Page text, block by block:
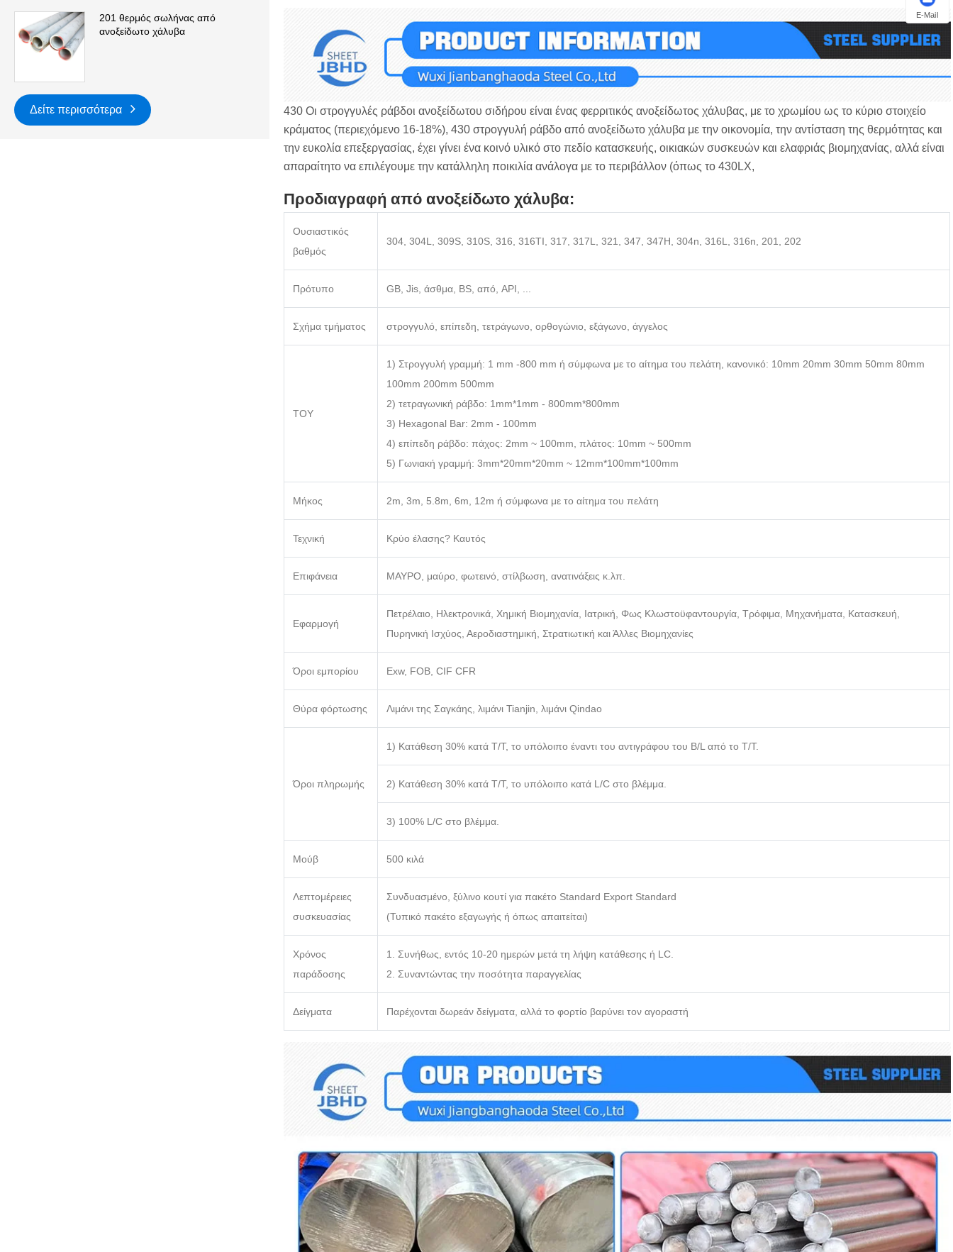
201 θερμός σωλήνας από
ανοξείδωτο χάλυβα
Δείτε περισσότερα
430 Οι στρογγυλές ράβδοι ανοξείδωτου σιδήρου είναι ένας φερριτικός ανοξείδωτος χάλυβας, με το χρωμίου ως το κύριο στοιχείο
κράματος (περιεχόμενο 16-18%), 430 στρογγυλή ράβδο από ανοξείδωτο χάλυβα με την οικονομία, την αντίσταση της θερμότητας και
την ευκολία επεξεργασίας, έχει γίνει ένα κοινό υλικό στο πεδίο κατασκευής, οικιακών συσκευών και ελαφριάς βιομηχανίας, αλλά είναι
απαραίτητο να επιλέγουμε την κατάλληλη ποικιλία ανάλογα με το περιβάλλον (όπως το 430LX,
Προδιαγραφή από ανοξείδωτο χάλυβα:
Ουσιαστικός
βαθμός
304, 304L, 309S, 310S, 316, 316TI, 317, 317L, 321, 347, 347H, 304n, 316L, 316n, 201, 202
Πρότυπο GB, Jis, άσθμα, BS, από, API, ...
Σχήμα τμήματος στρογγυλό, επίπεδη, τετράγωνο, ορθογώνιο, εξάγωνο, άγγελος
ΤΟΥ
1) Στρογγυλή γραμμή: 1 mm -800 mm ή σύμφωνα με το αίτημα του πελάτη, κανονικό: 10mm 20mm 30mm 50mm 80mm
100mm 200mm 500mm
2) τετραγωνική ράβδο: 1mm*1mm - 800mm*800mm
3) Hexagonal Bar: 2mm - 100mm
4) επίπεδη ράβδο: πάχος: 2mm ~ 100mm, πλάτος: 10mm ~ 500mm
5) Γωνιακή γραμμή: 3mm*20mm*20mm ~ 12mm*100mm*100mm
Μήκος 2m, 3m, 5.8m, 6m, 12m ή σύμφωνα με το αίτημα του πελάτη
Τεχνική Κρύο έλασης? Καυτός
Επιφάνεια ΜΑΥΡΟ, μαύρο, φωτεινό, στίλβωση, ανατινάξεις κ.λπ.
Εφαρμογή
Πετρέλαιο, Ηλεκτρονικά, Χημική Βιομηχανία, Ιατρική, Φως Κλωστοϋφαντουργία, Τρόφιμα, Μηχανήματα, Κατασκευή,
Πυρηνική Ισχύος, Αεροδιαστημική, Στρατιωτική και Άλλες Βιομηχανίες
Όροι εμπορίου Exw, FOB, CIF CFR
Θύρα φόρτωσης Λιμάνι της Σαγκάης, λιμάνι Tianjin, λιμάνι Qindao
Όροι πληρωμής
1) Κατάθεση 30% κατά T/T, το υπόλοιπο έναντι του αντιγράφου του B/L από το T/T.
2) Κατάθεση 30% κατά T/T, το υπόλοιπο κατά L/C στο βλέμμα.
3) 100% L/C στο βλέμμα.
Μούβ 500 κιλά
Λεπτομέρειες
συσκευασίας
Συνδυασμένο, ξύλινο κουτί για πακέτο Standard Export Standard
(Τυπικό πακέτο εξαγωγής ή όπως απαιτείται)
Χρόνος
παράδοσης
1. Συνήθως, εντός 10-20 ημερών μετά τη λήψη κατάθεσης ή LC.
2. Συναντώντας την ποσότητα παραγγελίας
Δείγματα Παρέχονται δωρεάν δείγματα, αλλά το φορτίο βαρύνει τον αγοραστή
E-Mail